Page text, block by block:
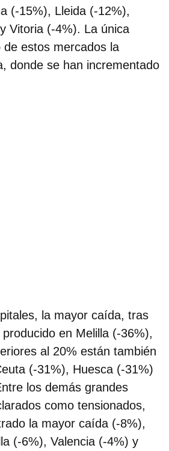
(-15%), Lleida (-12%),
y Vitoria (-4%). La única
estos mercados la
donde se han incrementado
la mayor caída, tras
en Melilla (-36%),
al 20% están también
(-31%), Huesca (-31%)
los demás grandes
como tensionados,
la mayor caída (-8%),
(-6%), Valencia (-4%) y